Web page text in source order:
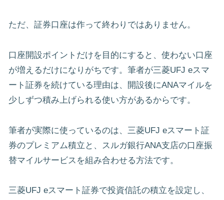
ただ、証券口座は作って終わりではありません。
口座開設ポイントだけを目的にすると、使わない口座
が増えるだけになりがちです。筆者が三菱UFJ eスマ
ート証券を続けている理由は、開設後にANAマイルを
少しずつ積み上げられる使い方があるからです。
筆者が実際に使っているのは、三菱UFJ eスマート証
券のプレミアム積立と、スルガ銀行ANA支店の口座振
替マイルサービスを組み合わせる方法です。
三菱UFJ eスマート証券で投資信託の積立を設定し、